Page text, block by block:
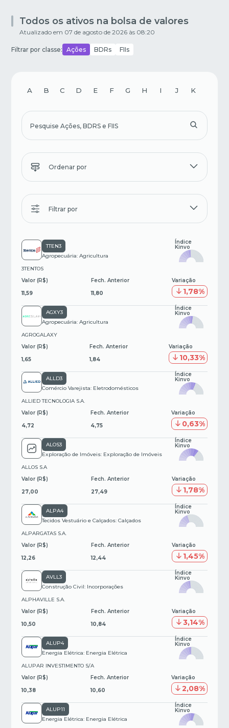
Todos os ativos na bolsa de valores
Atualizado em 07 de agosto de 2026 às 08:20
Filtrar por classe: Ações BDRs FIIs
A B C D E F G H I J K
Ordenar por
TTEN3
Agropecuária: Agricultura
3TENTOS
Valor (R$)
11,59
Fech. Anterior
11,80
Variação
1,78%
Índice
Kinvo
AGXY3
Agropecuária: Agricultura
AGROGALAXY
Valor (R$)
1,65
Fech. Anterior
1,84
Variação
10,33%
Índice
Kinvo
ALLD3
Comércio Varejista: Eletrodomésticos
ALLIED TECNOLOGIA S.A.
Valor (R$)
4,72
Fech. Anterior
4,75
Variação
0,63%
Índice
Kinvo
ALOS3
Exploração de Imóveis: Exploração de Imóveis
ALLOS S.A
Valor (R$)
27,00
Fech. Anterior
27,49
Variação
1,78%
Índice
Kinvo
ALPA4
Tecidos Vestuário e Calçados: Calçados
ALPARGATAS S.A.
Valor (R$)
12,26
Fech. Anterior
12,44
Variação
1,45%
Índice
Kinvo
AVLL3
Construção Civil: Incorporações
ALPHAVILLE S.A.
Valor (R$)
10,50
Fech. Anterior
10,84
Variação
3,14%
Índice
Kinvo
ALUP4
Energia Elétrica: Energia Elétrica
ALUPAR INVESTIMENTO S/A
Valor (R$)
10,38
Fech. Anterior
10,60
Variação
2,08%
Índice
Kinvo
ALUP11
Energia Elétrica: Energia Elétrica
Índice
Kinvo